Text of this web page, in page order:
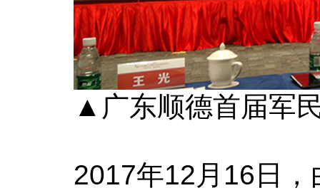
▲广东顺德首届军
2017年12月16日